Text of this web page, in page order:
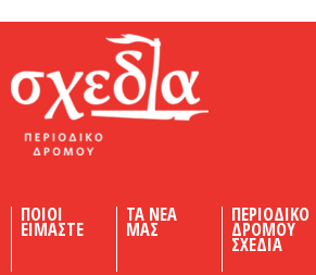
ΠΟΙΟΙ
ΕΙΜΑΣΤΕ
ΤΑ ΝΕΑ
ΜΑΣ
ΠΕΡΙΟΔΙΚΟ
ΔΡΟΜΟΥ
ΣΧΕΔΙΑ